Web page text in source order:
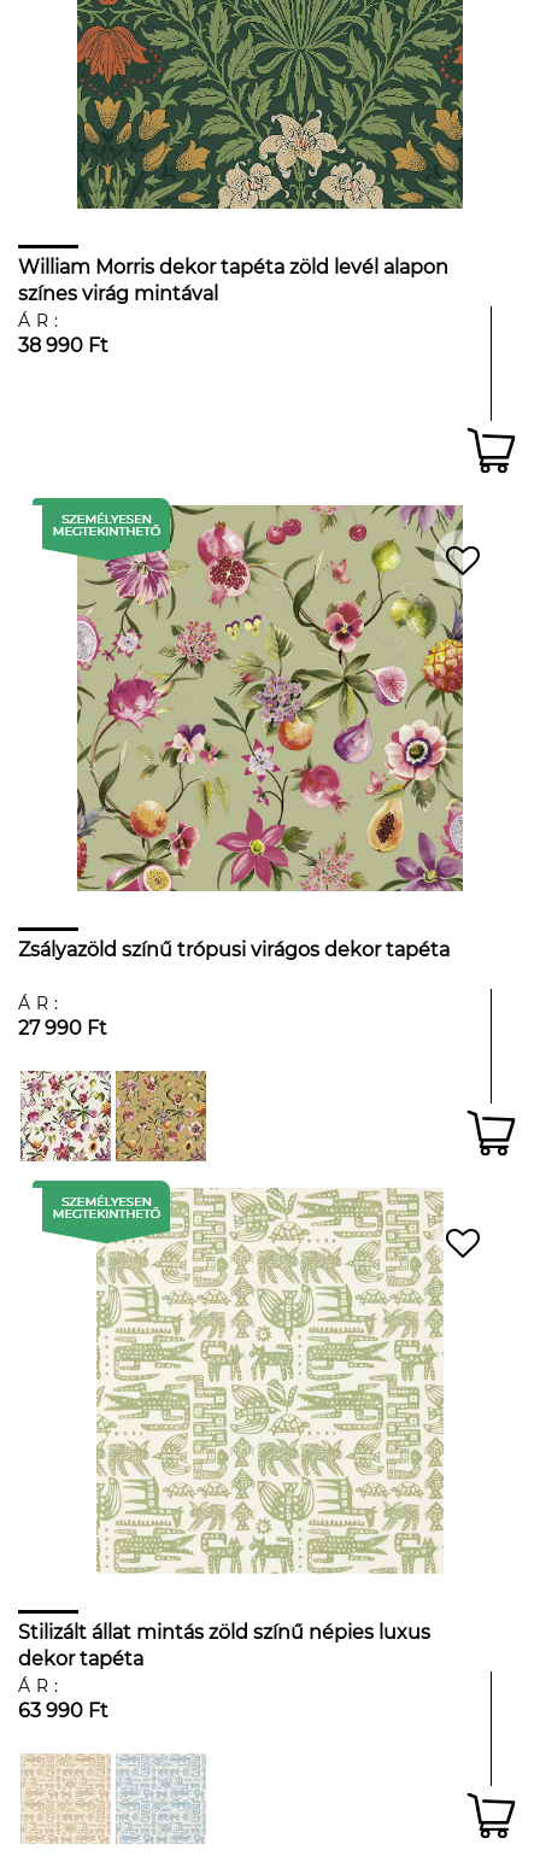
William Morris dekor tapéta zöld levél alapon
színes virág mintával
ÁR:
38 990 Ft
Zsályazöld színű trópusi virágos dekor tapéta
ÁR:
27 990 Ft
Stilizált állat mintás zöld színű népies luxus
dekor tapéta
ÁR:
63 990 Ft